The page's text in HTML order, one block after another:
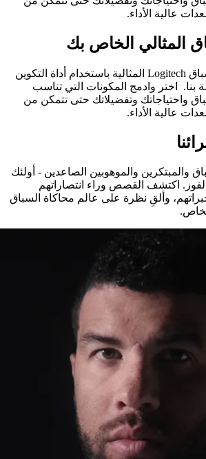
عالية الأداء.
المثالي الخاص بك
قم بتصميم إعدادات سباق Logitech المثالية باستخدام أداة التكوين
بنا. اختر وادمج المكونات التي تناسب
واحتياجاتك وتفضيلاتك حتى تتمكن من
عالية الأداء.
والمبتكرين والموهوبين الصاعدين - أولئك
اكتشف القصص وراء انتصاراتهم
وألقِ نظرة على عالم محاكاة السباق